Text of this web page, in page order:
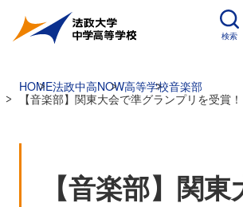
検索
HOME法政中高NOW高等学校音楽部
【音楽部】関東大会で準グランプリを受賞！
【音楽部】関